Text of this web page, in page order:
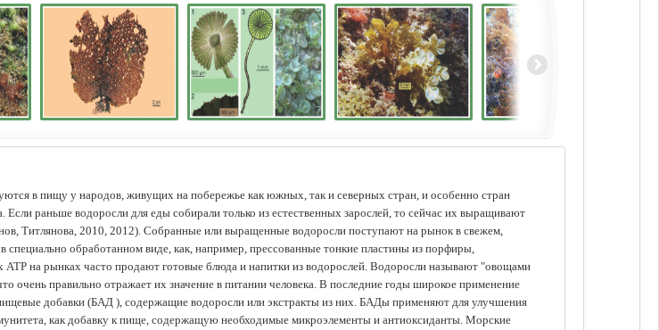
в пищу у народов, живущих на побережье как южных, так и северных стран, и особенно стран
Если раньше водоросли для еды собирали только из естественных зарослей, то сейчас их выращивают
Титлянова, 2010, 2012). Собранные или выращенные водоросли поступают на рынок в свежем,
специально обработанном виде, как, например, прессованные тонкие пластины из порфиры,
на рынках часто продают готовые блюда и напитки из водорослей. Водоросли называют "овощами
очень правильно отражает их значение в питании человека. В последние годы широкое применение
добавки (БАД ), содержащие водоросли или экстракты из них. БАДы применяют для улучшения
как добавку к пище, содержащую необходимые микроэлементы и антиоксиданты. Морские